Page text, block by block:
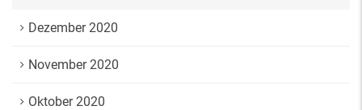
Dezember 2020
November 2020
Oktober 2020